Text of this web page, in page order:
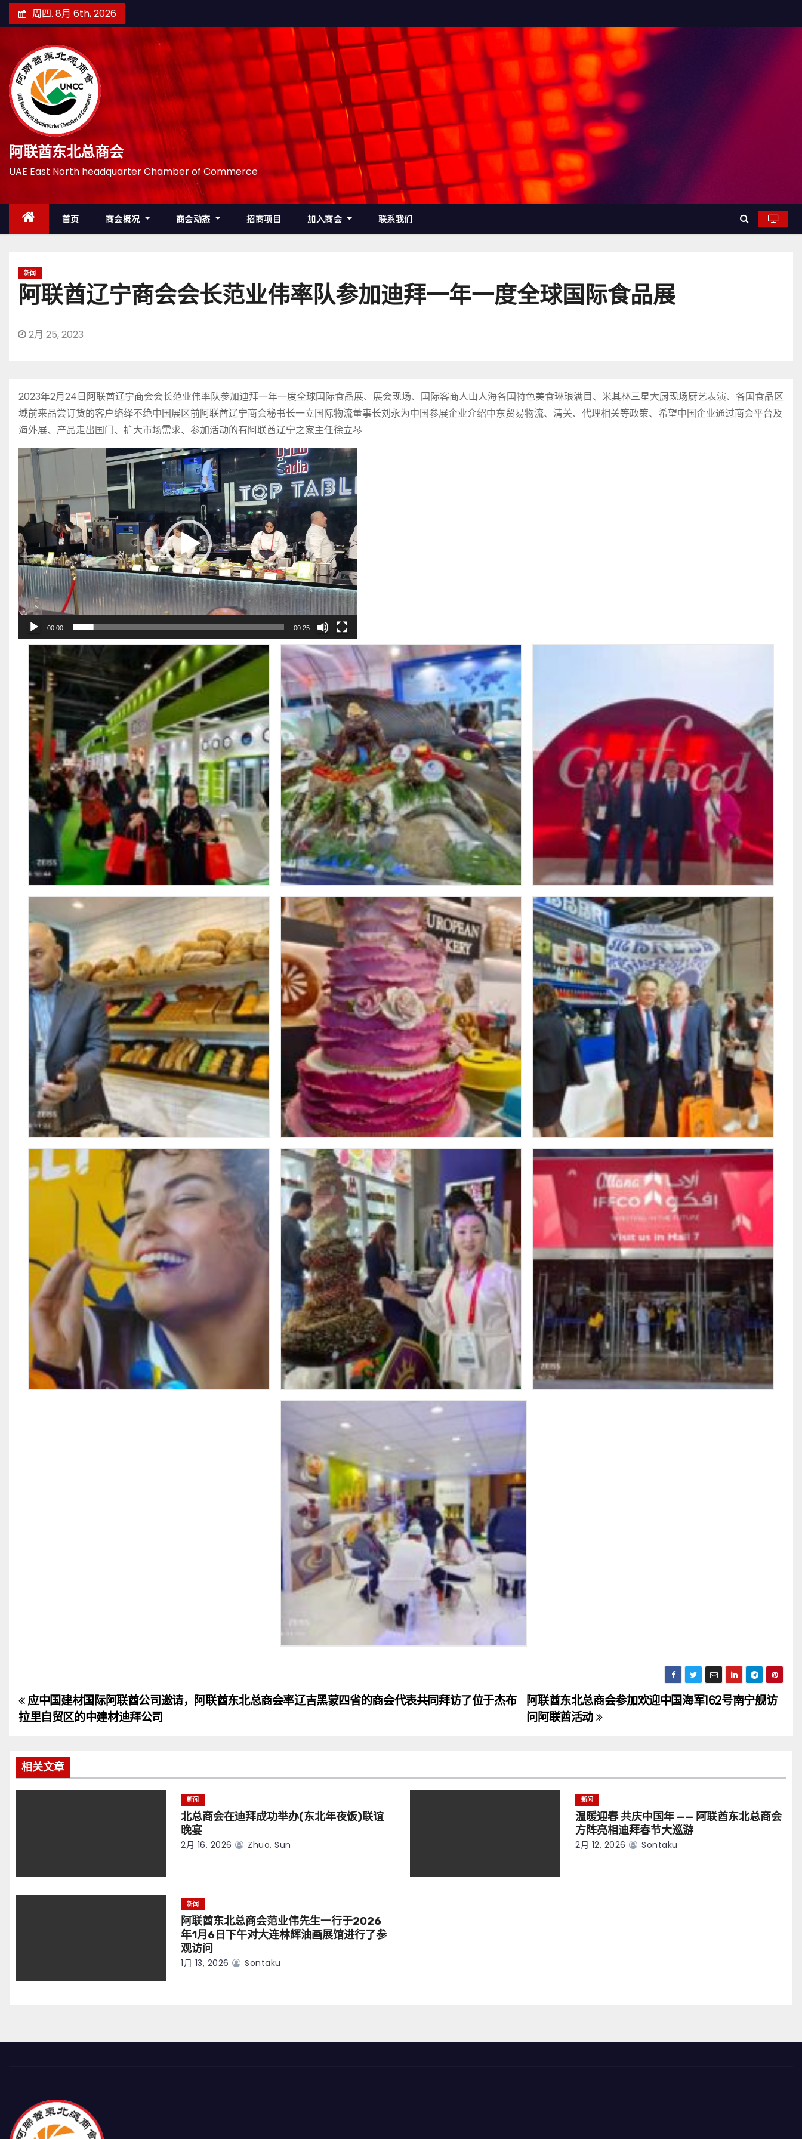
至
周四. 8月 6th, 2026
阿联酋东北总商会
UAE East North headquarter Chamber of Commerce
首页 商会概况 商会动态 招商项目 加入商会 联系我们
新闻
阿联酋辽宁商会会长范业伟率队参加迪拜一年一度全球国际食品展
2月 25, 2023
2023年2月24日阿联酋辽宁商会会长范业伟率队参加迪拜一年一度全球国际食品展、展会现场、国际客商人山人海各国特色美食琳琅满目、米其林三星大厨现场厨艺表演、各国食品区
域前来品尝订货的客户络绎不绝中国展区前阿联酋辽宁商会秘书长一立国际物流董事长刘永为中国参展企业介绍中东贸易物流、清关、代理相关等政策、希望中国企业通过商会平台及
海外展、产品走出国门、扩大市场需求、参加活动的有阿联酋辽宁之家主任徐立琴
视
放
器
00:00 00:25
文
章
导
航
阿联酋东北总商会参加欢迎中国海军162号南宁舰访
问阿联酋活动
应中国建材国际阿联酋公司邀请，阿联酋东北总商会率辽吉黑蒙四省的商会代表共同拜访了位于杰布
拉里自贸区的中建材迪拜公司
相关文章
新闻
北总商会在迪拜成功举办(东北年夜饭)联谊
晚宴
2月 16, 2026 Zhuo, Sun
新闻
温暖迎春 共庆中国年 —— 阿联酋东北总商会
方阵亮相迪拜春节大巡游
2月 12, 2026 Sontaku
新闻
阿联酋东北总商会范业伟先生一行于2026
年1月6日下午对大连林辉油画展馆进行了参
观访问
1月 13, 2026 Sontaku